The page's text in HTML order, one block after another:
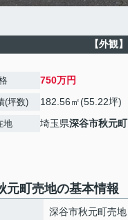
【外観】
750万円
(坪数) 182.56㎡(55.22坪)
地 埼玉県深谷市秋元町
元町売地の基本情報
深谷市秋元町売地